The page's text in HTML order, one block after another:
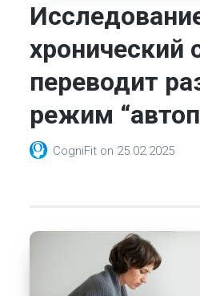
хронический
переводит
режим
CogniFit on 25.02.2025